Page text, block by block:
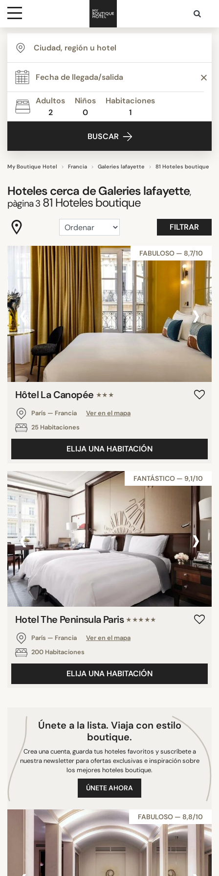
Destinos
Inspiración
Contacto
Adultos
2
Niños
0
Habitaciones
1
BUSCAR
My Boutique Hotel Francia Galeries lafayette 81 Hoteles boutique
Hoteles cerca deGaleries lafayette,
pàgina 3 81 Hoteles boutique
FILTRAR
ESTILO
TEMÁTICA
ESTRELLAS
PUNTUACIÓN
BUSCAR
FABULOSO — 8,7/10
‹ ›
Hôtel La Canopée ★★★
París — Francia
Ver en el mapa
25 Habitaciones
ELIJA UNA HABITACIÓN
FANTÁSTICO — 9,1/10
‹ ›
Hotel The Peninsula Paris ★★★★★
París — Francia
Ver en el mapa
200 Habitaciones
ELIJA UNA HABITACIÓN
Únete a la lista. Viaja con estilo
boutique.
Crea una cuenta, guarda tus hoteles favoritos y suscríbete a
nuestra newsletter para ofertas exclusivas e inspiración sobre
los mejores hoteles boutique.
ÚNETE AHORA
FABULOSO — 8,8/10